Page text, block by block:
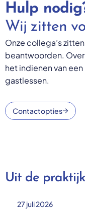
Hulp
Wij zitten
Onze collega’s
beantwoorden.
het indienen van
gastlessen.
Contactopties
Uit de
27 juli 2026